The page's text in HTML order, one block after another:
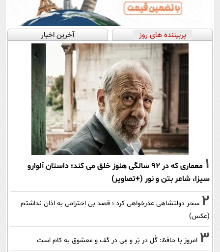
پربیننده های روز آخرین اخبار
1
معماری که در 92 سالگی هنوز خلق می کند؛ داستان آلوارو
سیزا، شاعر بتن و نور (+تصاویر)
2 سحر دولتشاهی عذرخواهی کرد ؛ قصد بی احترامی به اذان نداشتم
(عکس)
3 امروز با حافظ: گُل در بَر و مِی در کَف و معشوق به کام است